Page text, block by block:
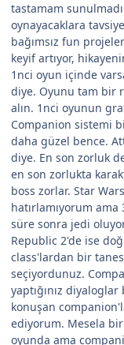
tastamam
oynayacaklara
bağımsız fun
keyif artıyor,
1nci oyun içinde
diye. Oyunu tam bir
alın. 1nci oyunun
Companion sistemi
daha güzel bence.
diye. En son zorluk
en son zorlukta
boss zorlar. Star
hatırlamıyorum
süre sonra jedi
Republic 2'de ise
class'lardan bir
seçiyordunuz.
yaptığınız
konuşan
ediyorum. Mesela
oyunda ama